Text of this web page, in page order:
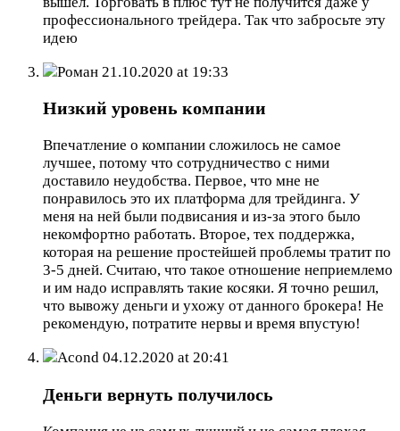
профессионального трейдера. Так что забросьте эту
идею
Роман 21.10.2020 at 19:33
Низкий уровень компании
Впечатление о компании сложилось не самое
лучшее, потому что сотрудничество с ними
доставило неудобства. Первое, что мне не
понравилось это их платформа для трейдинга. У
меня на ней были подвисания и из-за этого было
некомфортно работать. Второе, тех поддержка,
которая на решение простейшей проблемы тратит по
3-5 дней. Считаю, что такое отношение неприемлемо
и им надо исправлять такие косяки. Я точно решил,
что вывожу деньги и ухожу от данного брокера! Не
рекомендую, потратите нервы и время впустую!
Acond 04.12.2020 at 20:41
Деньги вернуть получилось